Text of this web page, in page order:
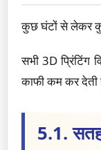
कुछ घंटों से लेकर
सभी 3D प्रिंटिंग
काफी कम कर देती
5.1. सतह